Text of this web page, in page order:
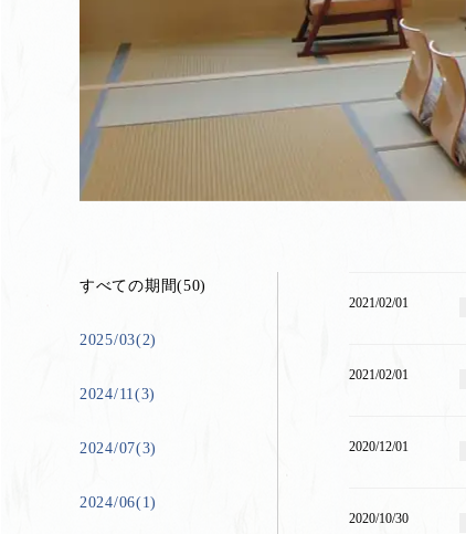
すべての期間(50)
2025/03(2)
2024/11(3)
2024/07(3)
2024/06(1)
2021/02/01
2021/02/01
2020/12/01
2020/10/30